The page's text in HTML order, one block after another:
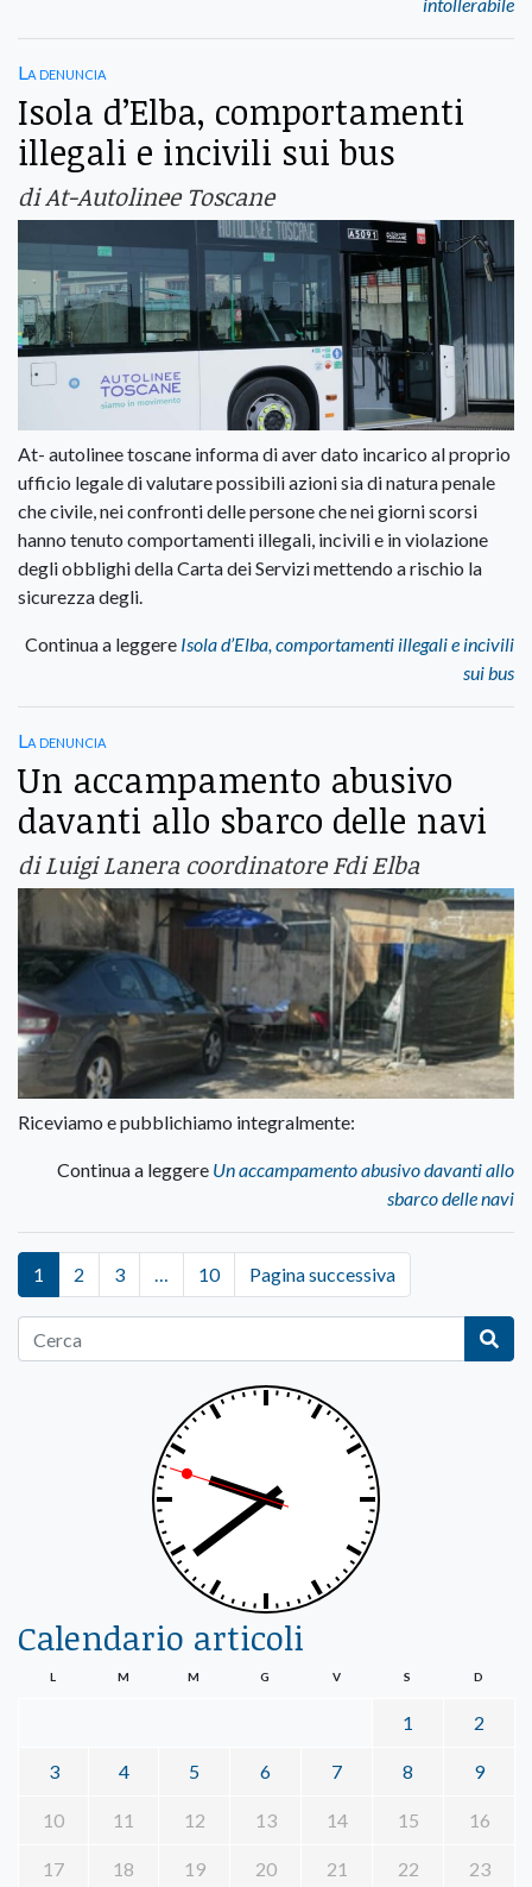
La denuncia
Isola d’Elba, comportamenti
illegali e incivili sui bus
di At-Autolinee Toscane
At- autolinee toscane informa di aver dato incarico al proprio
ufficio legale di valutare possibili azioni sia di natura penale
che civile, nei confronti delle persone che nei giorni scorsi
hanno tenuto comportamenti illegali, incivili e in violazione
degli obblighi della Carta dei Servizi mettendo a rischio la
sicurezza degli.
Continua a leggere Isola d’Elba, comportamenti illegali e incivili
sui bus
La denuncia
Un accampamento abusivo
davanti allo sbarco delle navi
di Luigi Lanera coordinatore Fdi Elba
Riceviamo e pubblichiamo integralmente:
Continua a leggere Un accampamento abusivo davanti allo
sbarco delle navi
1 2 3 … 10 Pagina successiva
Calendario articoli
L M M G V S D
1 2
3 4 5 6 7 8 9
10 11 12 13 14 15 16
17 18 19 20 21 22 23